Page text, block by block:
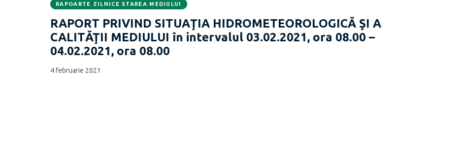
CATEGORIA:
RAPOARTE ZILNICE STAREA MEDIULUI
RAPORT PRIVIND SITUAŢIA HIDROMETEOROLOGICĂ ŞI A
CALITĂŢII MEDIULUI în intervalul 03.02.2021, ora 08.00 –
04.02.2021, ora 08.00
Data
publicării:
4 februarie 2021